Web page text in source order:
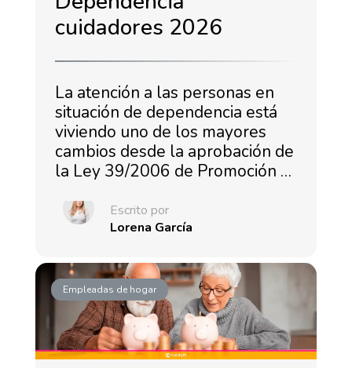
cuidadores 2026
La atención a las personas en
situación de dependencia está
viviendo uno de los mayores
cambios desde la aprobación de
la Ley 39/2006 de Promoción …
Escrito por
Lorena García
Empleadas de hogar